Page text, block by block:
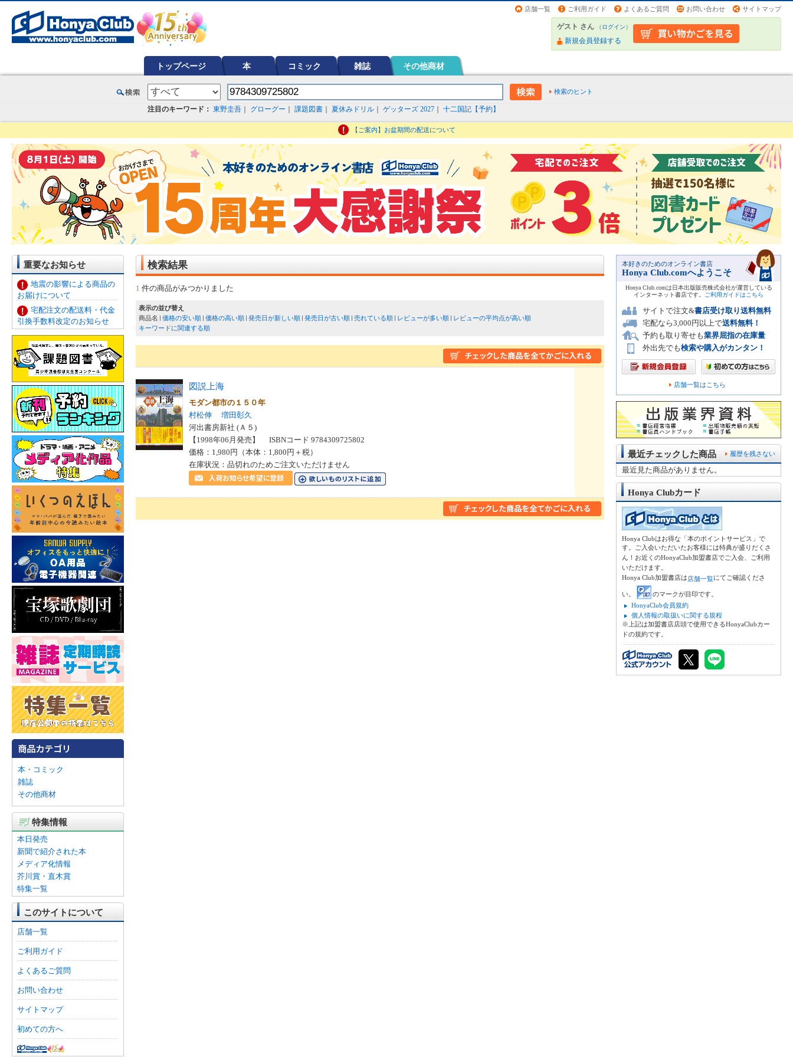
店舗一覧 ご利用ガイド よくあるご質問 お問い合わせ サイトマップ
ゲスト さん （ログイン）
新規会員登録する
トップページ 本 コミック 雑誌 その他商材
検索のヒント
注目のキーワード： 東野圭吾 グローグー 課題図書 夏休みドリル ゲッターズ 2027 十二国記【予約】
【ご案内】お盆期間の配送について
重要なお知らせ
地震の影響による商品の
お届けについて
宅配注文の配送料・代金
引換手数料改定のお知らせ
本・コミック
雑誌
その他商材
特集情報
本日発売
新聞で紹介された本
メディア化情報
芥川賞・直木賞
特集一覧
このサイトについて
店舗一覧
ご利用ガイド
よくあるご質問
お問い合わせ
サイトマップ
初めての方へ
検索結果
1 件の商品がみつかりました
表示の並び替え
商品名
価格の安い順 価格の高い順 発売日が新しい順 発売日が古い順 売れている順 レビューが多い順
レビューの平均点が高い順
キーワードに関連する順
図説上海
モダン都市の１５０年
村松伸
増田彰久
河出書房新社 (Ａ５)
【1998年06月発売】 ISBNコード 9784309725802
価格：1,980円（本体：1,800円＋税）
在庫状況：品切れのためご注文いただけません
本好きのためのオンライン書店
Honya Club.comへようこそ
Honya Club.comは日本出版販売株式会社が運営している
インターネット書店です。
ご利用ガイドはこちら
サイトで注文&書店受け取り送料無料
宅配なら3,000円以上で送料無料！
予約も取り寄せも業界屈指の在庫量
外出先でも検索や購入がカンタン！
店舗一覧はこちら
履歴を残さない
最近チェックした商品
最近見た商品がありません。
Honya Clubカード
Honya Clubはお得な「本のポイントサービス」で
す。ご入会いただいたお客様には特典が盛りだくさ
ん！お近くのHonyaClub加盟書店でご入会、ご利用
いただけます。
Honya Club加盟書店は店舗一覧にてご確認くださ
い。
のマークが目印です。
HonyaClub会員規約
個人情報の取扱いに関する規程
※上記は加盟書店店頭で使用できるHonyaClubカー
ドの規約です。